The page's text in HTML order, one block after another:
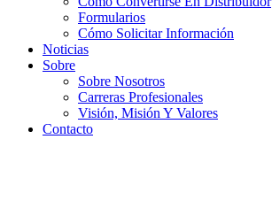
Formularios
Cómo Solicitar Información
Noticias
Sobre
Sobre Nosotros
Carreras Profesionales
Visión, Misión Y Valores
Contacto